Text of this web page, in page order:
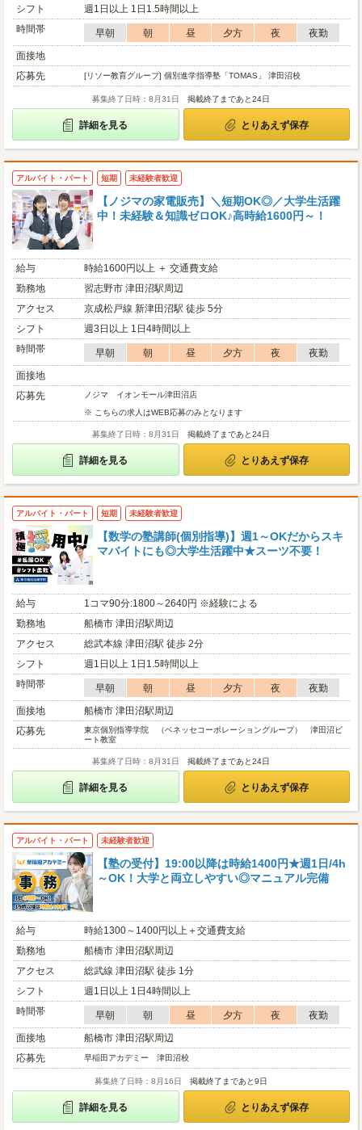
シフト
週1日以上 1日1.5時間以上
時間帯
早朝 朝 昼 夕方 夜
夜勤
面接地
応募先
[リソー教育グループ] 個別進学指導塾「TOMAS」 津田沼校
募集終了日時：8月31日 掲載終了まであと24日
詳細を見る とりあえず保存
アルバイト・パート 短期 未経験者歓迎
【ノジマの家電販売】＼短期OK◎／大学生活躍
中！未経験＆知識ゼロOK♪高時給1600円～！
給与
時給1600円以上 ＋ 交通費支給
勤務地
習志野市 津田沼駅周辺
アクセス
京成松戸線 新津田沼駅 徒歩 5分
シフト
週3日以上 1日4時間以上
時間帯
早朝 朝 昼 夕方 夜
夜勤
面接地
応募先
ノジマ イオンモール津田沼店
※ こちらの求人はWEB応募のみとなります
募集終了日時：8月31日 掲載終了まであと24日
詳細を見る とりあえず保存
アルバイト・パート 短期 未経験者歓迎
【数学の塾講師(個別指導)】週1～OKだからスキ
マバイトにも◎大学生活躍中★スーツ不要！
給与
1コマ90分:1800～2640円 ※経験による
勤務地
船橋市 津田沼駅周辺
アクセス
総武本線 津田沼駅 徒歩 2分
シフト
週1日以上 1日1.5時間以上
時間帯
早朝 朝 昼 夕方 夜
夜勤
面接地
船橋市 津田沼駅周辺
応募先
東京個別指導学院 （ベネッセコーポレーショングループ） 津田沼ビ
ート教室
募集終了日時：8月31日 掲載終了まであと24日
詳細を見る とりあえず保存
アルバイト・パート 未経験者歓迎
【塾の受付】19:00以降は時給1400円★週1日/4h
～OK！大学と両立しやすい◎マニュアル完備
給与
時給1300～1400円以上＋交通費支給
勤務地
船橋市 津田沼駅周辺
アクセス
総武線 津田沼駅 徒歩 1分
シフト
週1日以上 1日4時間以上
時間帯
早朝 朝 昼 夕方 夜
夜勤
面接地
船橋市 津田沼駅周辺
応募先
早稲田アカデミー 津田沼校
募集終了日時：8月16日 掲載終了まであと9日
詳細を見る とりあえず保存